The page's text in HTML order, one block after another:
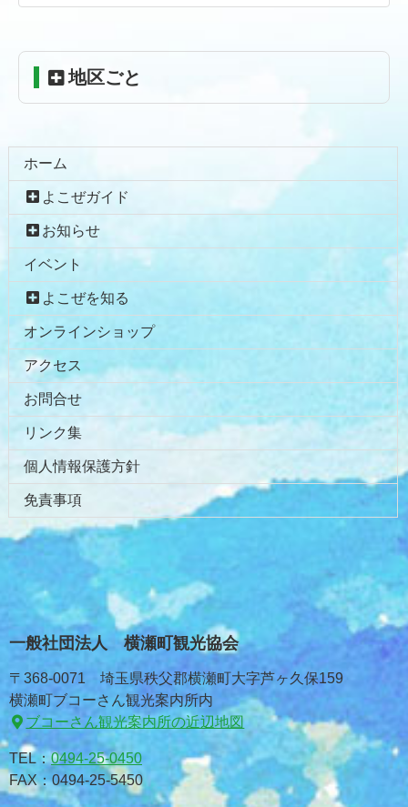
へ
る
地区ごと
ホーム
よこぜガイド
お知らせ
イベント
よこぜを知る
オンラインショップ
アクセス
お問合せ
リンク集
個人情報保護方針
免責事項
一般社団法人 横瀬町観光協会
〒368-0071 埼玉県秩父郡横瀬町大字芦ヶ久保159
横瀬町ブコーさん観光案内所内
ブコーさん観光案内所の近辺地図
TEL： 0494-25-0450
FAX：0494-25-5450